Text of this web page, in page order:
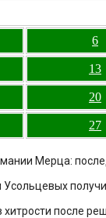
6
13
20
27
Мерца:
хитрости после